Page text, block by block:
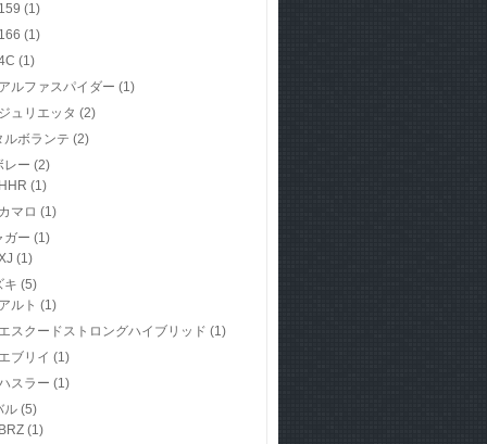
159 (1)
166 (1)
(1)
アルファスパイダー (1)
ジュリエッタ (2)
ルボランテ (2)
レー (2)
HHR (1)
カマロ (1)
ガー (1)
(1)
キ (5)
アルト (1)
エスクードストロングハイブリッド (1)
エブリイ (1)
スラー (1)
ル (5)
BRZ (1)